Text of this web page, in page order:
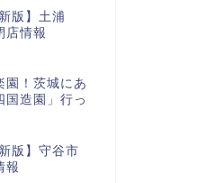
版】土浦
情報
園！茨城にあ
国造園」行っ
版】守谷市
報